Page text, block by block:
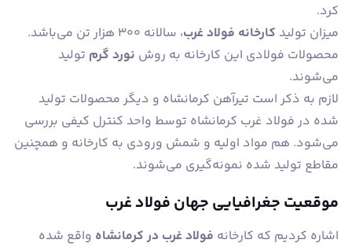
کرد.
میزان تولید کارخانه فولاد غرب
، سالانه 300 هزار تن می‌باشد.
محصولات فولادی این کارخانه به روش نورد گرم تولید
می‌شوند.
لازم به ذکر است تیرآهن کرمانشاه و دیگر محصولات تولید
شده در فولاد غرب کرمانشاه توسط واحد کنترل کیفی بررسی
می‌شود. هم مواد اولیه و شمش ورودی به کارخانه و همچنین
مقاطع تولید شده نمونه‌گیری می‌شوند.
موقعیت جغرافیایی جهان فولاد غرب
اشاره کردیم که کارخانه فولاد غرب در کرمانشاه واقع شده